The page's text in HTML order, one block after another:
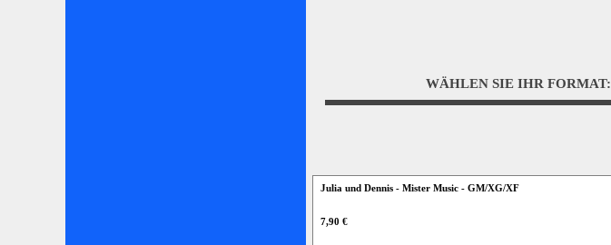
WÄHLEN SIE IHR FORMAT:
Julia und Dennis - Mister Music - GM/XG/XF
7,90 €